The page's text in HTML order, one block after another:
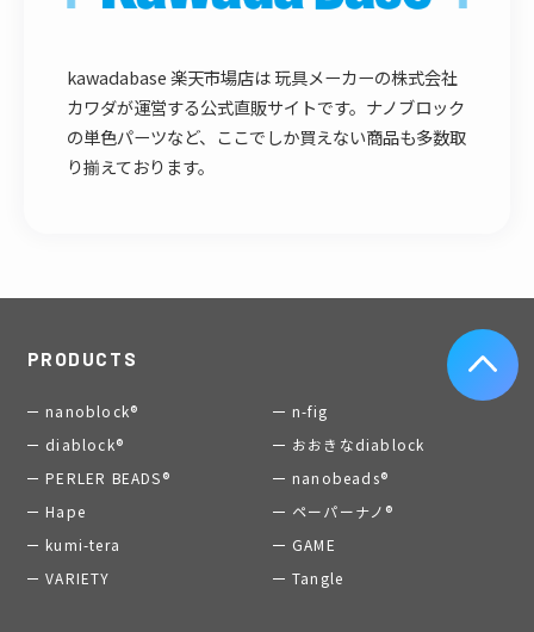
kawadabase 楽天市場店は 玩具メーカーの株式会社
カワダが運営する公式直販サイトです。ナノブロック
の単色パーツなど、ここでしか買えない商品も多数取
り揃えております。
PRODUCTS
nanoblock®
n-fig
diablock®
おおきなdiablock
PERLER BEADS®
nanobeads®
Hape
ペーパーナノ®
kumi-tera
GAME
VARIETY
Tangle